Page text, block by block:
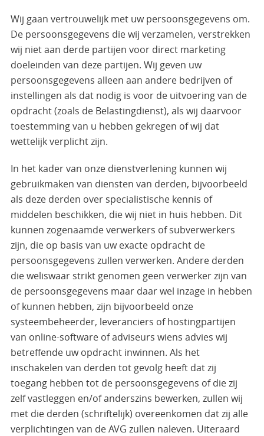
Wij gaan vertrouwelijk met uw persoonsgegevens om.
De persoonsgegevens die wij verzamelen, verstrekken
wij niet aan derde partijen voor direct marketing
doeleinden van deze partijen. Wij geven uw
persoonsgegevens alleen aan andere bedrijven of
instellingen als dat nodig is voor de uitvoering van de
opdracht (zoals de Belastingdienst), als wij daarvoor
toestemming van u hebben gekregen of wij dat
wettelijk verplicht zijn.
In het kader van onze dienstverlening kunnen wij
gebruikmaken van diensten van derden, bijvoorbeeld
als deze derden over specialistische kennis of
middelen beschikken, die wij niet in huis hebben. Dit
kunnen zogenaamde verwerkers of subverwerkers
zijn, die op basis van uw exacte opdracht de
persoonsgegevens zullen verwerken. Andere derden
die weliswaar strikt genomen geen verwerker zijn van
de persoonsgegevens maar daar wel inzage in hebben
of kunnen hebben, zijn bijvoorbeeld onze
systeembeheerder, leveranciers of hostingpartijen
van online-software of adviseurs wiens advies wij
betreffende uw opdracht inwinnen. Als het
inschakelen van derden tot gevolg heeft dat zij
toegang hebben tot de persoonsgegevens of die zij
zelf vastleggen en/of anderszins bewerken, zullen wij
met die derden (schriftelijk) overeenkomen dat zij alle
verplichtingen van de AVG zullen naleven. Uiteraard